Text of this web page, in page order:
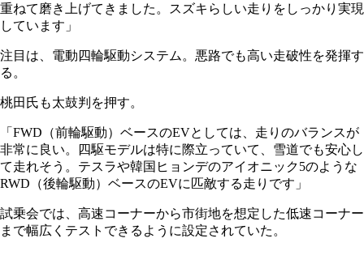
重ねて磨き上げてきました。スズキらしい走りをしっかり実現
しています」
注目は、電動四輪駆動システム。悪路でも高い走破性を発揮す
る。
桃田氏も太鼓判を押す。
「FWD（前輪駆動）ベースのEVとしては、走りのバランスが
非常に良い。四駆モデルは特に際立っていて、雪道でも安心し
て走れそう。テスラや韓国ヒョンデのアイオニック5のような
RWD（後輪駆動）ベースのEVに匹敵する走りです」
試乗会では、高速コーナーから市街地を想定した低速コーナー
まで幅広くテストできるように設定されていた。